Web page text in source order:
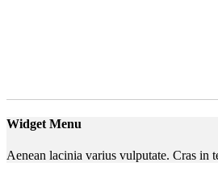
Widget Menu
Aenean lacinia varius vulputate. Cras in